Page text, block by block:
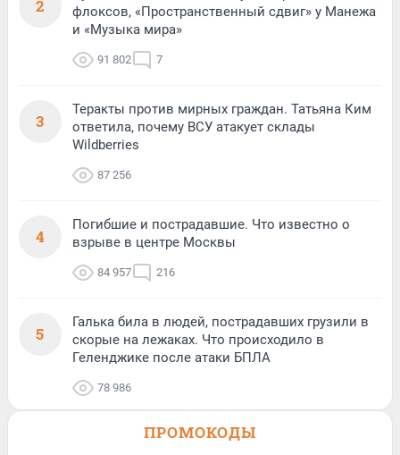
2
флоксов, «Пространственный сдвиг» у Манежа
и «Музыка мира»
91 802 7
3
Теракты против мирных граждан. Татьяна Ким
ответила, почему ВСУ атакует склады
Wildberries
87 256
4
Погибшие и пострадавшие. Что известно о
взрыве в центре Москвы
84 957 216
5
Галька била в людей, пострадавших грузили в
скорые на лежаках. Что происходило в
Геленджике после атаки БПЛА
78 986
ПРОМОКОДЫ